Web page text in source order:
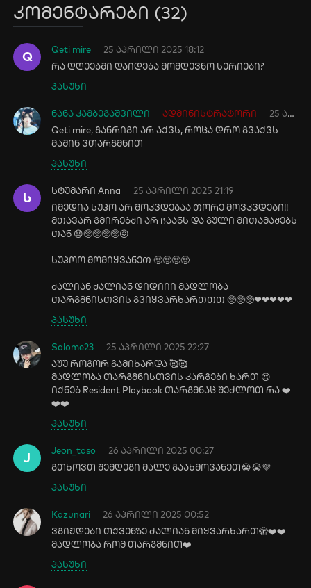
კომენტარები (32)
Q Qeti mire
25 აპრილი 2025 18:12
რა დღეებში დაიდება მომდევნო სერიები?
პასუხი
ნანა კამბეგაშვილი ადმინისტრატორი
25 აპრილი 2025 18:20
Qeti mire, განრიგი არ აქვს, როცა დრო გვაქვს
მაშინ ვთარგმნით
პასუხი
Ს სტუმარი Anna
25 აპრილი 2025 21:19
იმედია სუჰო არ მოკვდებაა Თორე მოვკვდები!!
მᲗავარ გმირებᲨი არ Ჩაანს და გული მიᲗამაᲨებს
Თან 😓🥺🥺🥺🥺😖
სუჰოო მომიყვანეᲗ 🥺🥺🥺🥺
Ძალიან Ძალიან დიდიიი მადლობა
ᲗარგმნისᲗვის გვიყვარხარᲗᲗᲗ 🥺🥺🥺❤❤❤❤❤
პასუხი
Salome23
25 აპრილი 2025 22:27
აუუ როგორ გამიხარდა 🥰🥰
მადლობა თარგმნისთვის კარგები ხართ 😍
იქნებ Resident Playbook თარგმნაც შეძლოთ რა ❤️
❤️❤️
პასუხი
J Jeon_taso
26 აპრილი 2025 00:27
გთხოვთ შემდეგი მალე გაახმოვანეთ😭😭💜
პასუხი
Kazunari
26 აპრილი 2025 00:52
ვგიჟდები თქვენზე ძალიან მიყვარხართ🫣❤️❤️
მადლობა რომ თარგმნით❤️
პასუხი